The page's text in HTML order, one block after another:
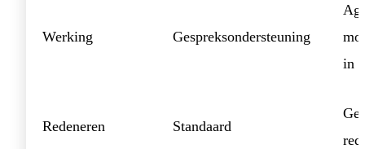
Werking Gespreksondersteuning
in
Redeneren Standaard